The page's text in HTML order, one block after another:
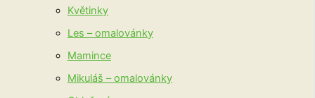
Květinky
Les – omalovánky
Mamince
Mikuláš – omalovánky